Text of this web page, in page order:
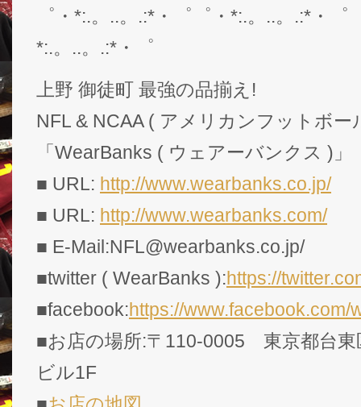
゜・*:.。..。.:*・゜゜・*:.。..。.:*・
*:.。..。.:*・゜
上野 御徒町 最強の品揃え!
NFL & NCAA ( アメリカンフットボー
「WearBanks ( ウェアーバンクス )」
■ URL: http://www.wearbanks.co.jp/
■ URL: http://www.wearbanks.com/
■ E-Mail:NFL@wearbanks.co.jp/
■twitter ( WearBanks ):https://
■facebook:https://www.facebook.com/
■お店の場所:〒110-0005 東京都台
ビル1F